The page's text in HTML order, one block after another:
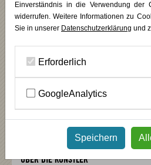
Das Zimmer 23 gehört zu einem der
und jeweils individuell gestalteten
Blaue Farbflächen verteilen sich auf
einen luftig-leichten und beschwingten
alten Möbeln, Gegenständen und
produzierten Sofakissen mit sinnigen
Gemütlichkeit in die Räume.
Überall gibt es kleine Überraschungen
Darüber hinaus ist jedes Zimmer mit
der etwas anderen Art ausgestattet.
Das ruhige Doppelzimmer liegt im
Ihnen einen beruhigenden Blick in die
eigenes Bad mit Dusche und WC, TV
ÜBER DIE KÜNSTLER
Einverständnis in die Verwendung der
widerrufen. Weitere Informationen zu
Sie in unserer Datenschutzerklärung und
Erforderlich
GoogleAnalytics
Speichern